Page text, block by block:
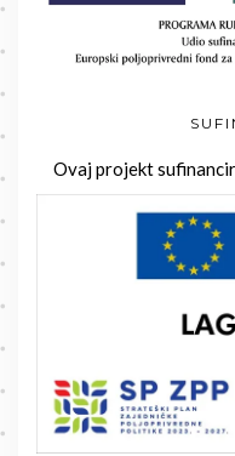
Ovaj projekt